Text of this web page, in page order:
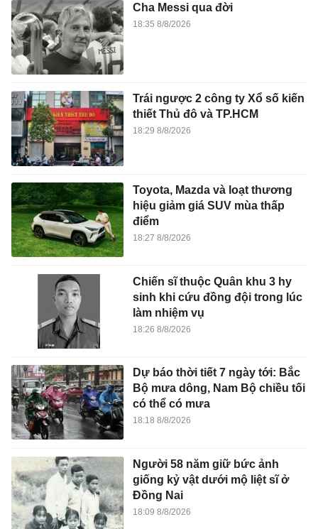
Cha Messi qua đời
18:35 8/8/2026
Trái ngược 2 công ty Xổ số kiến
thiết Thủ đô và TP.HCM
18:29 8/8/2026
Toyota, Mazda và loạt thương
hiệu giảm giá SUV mùa thấp
điểm
18:27 8/8/2026
Chiến sĩ thuộc Quân khu 3 hy
sinh khi cứu đồng đội trong lúc
làm nhiệm vụ
18:26 8/8/2026
Dự báo thời tiết 7 ngày tới: Bắc
Bộ mưa dông, Nam Bộ chiều tối
có thể có mưa
18:18 8/8/2026
Người 58 năm giữ bức ảnh
giống kỷ vật dưới mộ liệt sĩ ở
Đồng Nai
18:09 8/8/2026